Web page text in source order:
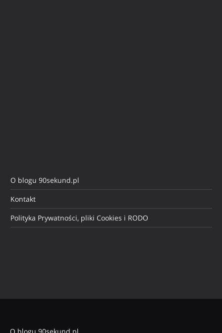
O blogu 90sekund.pl
Kontakt
Polityka Prywatności, pliki Cookies i RODO
O blogu 90sekund.pl